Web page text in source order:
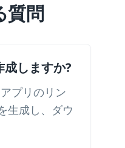
質問
しますか?
プリのリン
生成し、ダウ